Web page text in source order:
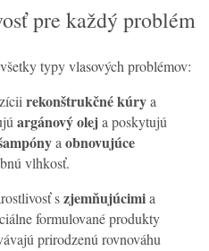
pre každý problém
typy vlasových problémov:
rekonštrukčné kúrya
argánový oleja poskytujú
aobnovujúce
vlhkosť.
szjemňujúcimia
formulované produkty
prirodzenú rovnováhu